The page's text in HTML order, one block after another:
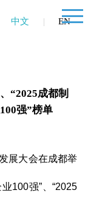
中文 | EN
“2025成都制
强”榜单
展大会在成都举
100强”、“2025